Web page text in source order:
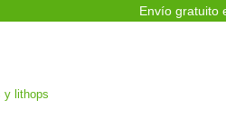
Envío gratuito
y lithops